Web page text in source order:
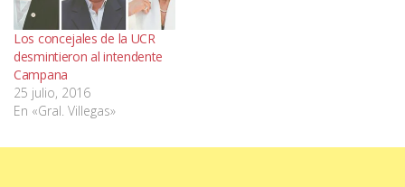
Los concejales de la UCR
desmintieron al intendente
Campana
25 julio, 2016
En «Gral. Villegas»